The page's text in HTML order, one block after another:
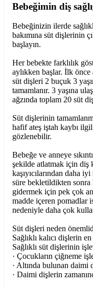
Bebeğimin diş
Bebeğinizin ilerde
bakımına süt dişlerinin
başlayın.
Her bebekte farklılık
aylıkken başlar. İlk
süt dişleri 2 buçuk 3
tamamlanır. 3 yaşına
ağzında toplam 20 süt
Süt dişlerinin
hafif ateş iştah kaybı
gözlenebilir.
Bebeğe ve anneye
şekilde atlatmak için diş
kaşıyıcılarından daha
süre bekletildikten sonra
gidermek için pek çok
madde içeren pomadlar
nedeniyle daha çok
Süt dişleri neden
Sağlıklı kalıcı dişlerin
Sağlıklı süt dişlerinin
· Çocukların çiğneme
· Altında bulunan daimi
· Daimi dişlerin